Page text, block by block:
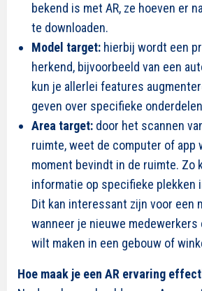
bekend is met AR, ze hoeven er
te downloaden.
Model target: hierbij wordt een
herkend, bijvoorbeeld van een
kun je allerlei features
geven over specifieke
Area target: door het scannen
ruimte, weet de computer of app
moment bevindt in de ruimte. Zo
informatie op specifieke plekken
Dit kan interessant zijn voor een
wanneer je nieuwe
wilt maken in een gebouw of
Hoe maak je een AR ervaring